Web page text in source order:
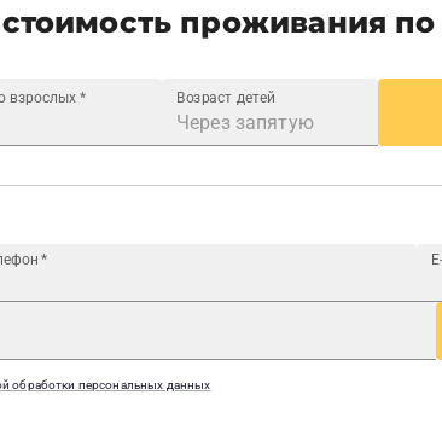
стоимость проживания
взрослых * Возраст детей
*
обработки персональных данных